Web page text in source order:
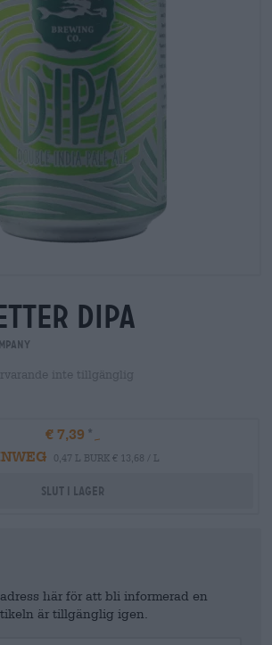
dipa
inte tillgänglig
€ 7,39
0,47 L BURK € 13,68 / L
Slut i lager
här för att bli informerad en
är tillgänglig igen.